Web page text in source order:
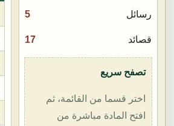
رسائل 5
قصائد 17
تصفح سريع
اختر قسما من القائمة، ثم
افتح المادة مباشرة من